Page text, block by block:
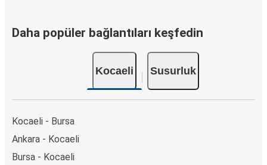
Daha popüler bağlantıları keşfedin
Kocaeli Susurluk
Kocaeli - Bursa
Ankara - Kocaeli
Bursa - Kocaeli